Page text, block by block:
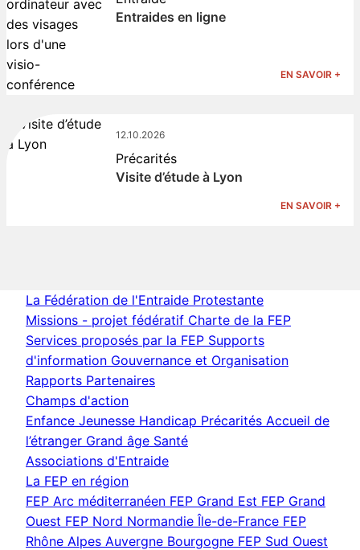
Entraides en ligne
EN SAVOIR +
12.10.2026
Précarités
Visite d’étude à Lyon
EN SAVOIR +
La Fédération de l'Entraide Protestante
Missions - projet fédératif Charte de la FEP
Services proposés par la FEP Supports
d'information Gouvernance et Organisation
Rapports Partenaires
Champs d'action
Enfance Jeunesse Handicap Précarités Accueil de
l’étranger Grand âge Santé
Associations d'Entraide
La FEP en région
FEP Arc méditerranéen FEP Grand Est FEP Grand
Ouest FEP Nord Normandie Île-de-France FEP
Rhône Alpes Auvergne Bourgogne FEP Sud Ouest